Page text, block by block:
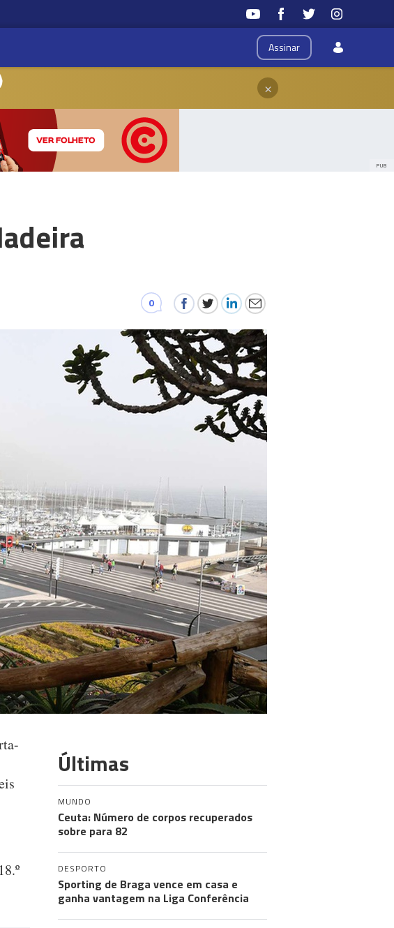
Assinar
×
PUB
0
Últimas
MUNDO
Ceuta: Número de corpos recuperados
sobre para 82
DESPORTO
Sporting de Braga vence em casa e
ganha vantagem na Liga Conferência